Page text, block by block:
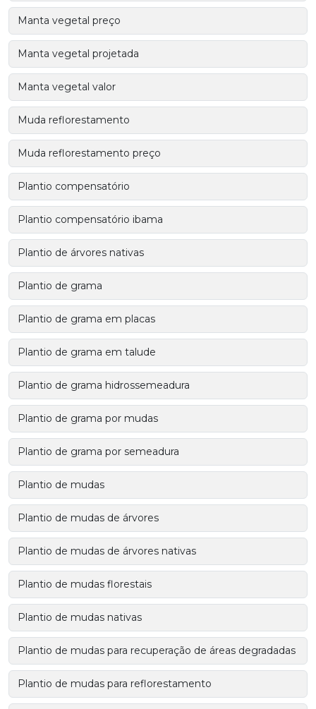
Manta vegetal preço
Manta vegetal projetada
Manta vegetal valor
Muda reflorestamento
Muda reflorestamento preço
Plantio compensatório
Plantio compensatório ibama
Plantio de árvores nativas
Plantio de grama
Plantio de grama em placas
Plantio de grama em talude
Plantio de grama hidrossemeadura
Plantio de grama por mudas
Plantio de grama por semeadura
Plantio de mudas
Plantio de mudas de árvores
Plantio de mudas de árvores nativas
Plantio de mudas florestais
Plantio de mudas nativas
Plantio de mudas para recuperação de áreas degradadas
Plantio de mudas para reflorestamento